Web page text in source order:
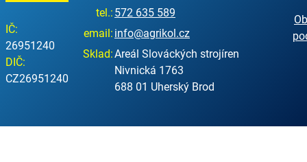
IČ:
26951240
DIČ:
CZ26951240
tel.: 572 635 589
email: info@agrikol.cz
Sklad:Areál Slováckých strojíren
Nivnická 1763
688 01 Uherský Brod